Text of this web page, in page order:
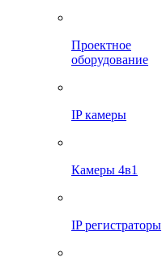
Проектное
оборудование
IP камеры
Камеры 4в1
IP регистраторы